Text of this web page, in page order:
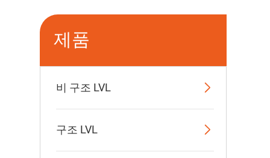
제품
비 구조 LVL 
구조 LVL 